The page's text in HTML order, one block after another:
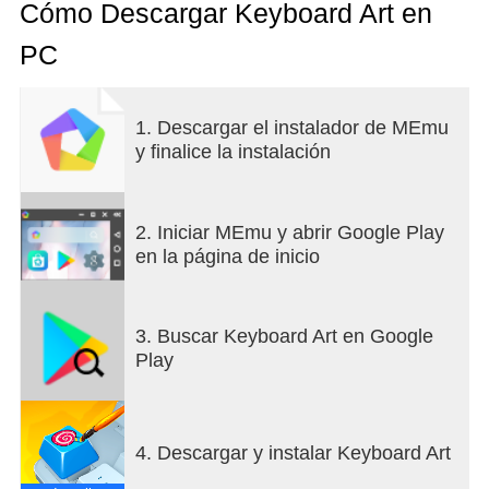
Cómo Descargar Keyboard Art en
PC
1. Descargar el instalador de MEmu
y finalice la instalación
2. Iniciar MEmu y abrir Google Play
en la página de inicio
3. Buscar Keyboard Art en Google
Play
4. Descargar y instalar Keyboard Art